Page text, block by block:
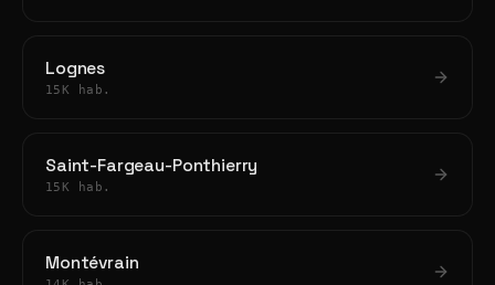
Lognes
15K hab.
Saint-Fargeau-Ponthierry
15K hab.
Montévrain